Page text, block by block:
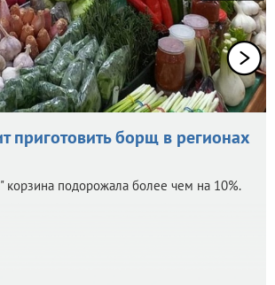
приготовить борщ в регионах
корзина подорожала более чем на 10%.